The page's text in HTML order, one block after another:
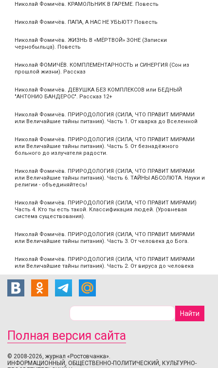
Николай Фомичёв. КРАМОЛЬНИК В ГАРЕМЕ. Повесть
Николай Фомичёв. ПАПА, А НАС НЕ УБЬЮТ? Повесть
Николай Фомичёв. ЖИЗНЬ В «МЁРТВОЙ» ЗОНЕ (Записки
чернобыльца). Повесть
Николай ФОМИЧЁВ. КОМПЛЕМЕНТАРНОСТЬ и СИНЕРГИЯ (Сон из
прошлой жизни). Рассказ
Николай Фомичёв. ДЕВУШКА БЕЗ КОМПЛЕКСОВ или БЕДНЫЙ
"АНТОНИО БАНДЕРОС". Рассказ 12+
Николай Фомичёв. ПРИРОДОЛОГИЯ (СИЛА, ЧТО ПРАВИТ МИРАМИ
или Величайшие тайны питания). Часть 1. От кварка до Вселенной
Николай Фомичёв. ПРИРОДОЛОГИЯ (СИЛА, ЧТО ПРАВИТ МИРАМИ
или Величайшие тайны питания). Часть 5. От безнадёжного
больного до излучателя радости.
Николай Фомичёв. ПРИРОДОЛОГИЯ (СИЛА, ЧТО ПРАВИТ МИРАМИ
или Величайшие тайны питания). Часть 6. ТАЙНЫ АБСОЛЮТА. Науки и
религии - объединяйтесь!
Николай Фомичёв. ПРИРОДОЛОГИЯ (СИЛА, ЧТО ПРАВИТ МИРАМИ)
Часть 4. Кто ты есть такой. Классификация людей. (Уровневая
система существования).
Николай Фомичёв. ПРИРОДОЛОГИЯ (СИЛА, ЧТО ПРАВИТ МИРАМИ
или Величайшие тайны питания). Часть 3. От человека до Бога.
Николай Фомичёв. ПРИРОДОЛОГИЯ (СИЛА, ЧТО ПРАВИТ МИРАМИ
или Величайшие тайны питания). Часть 2. От вируса до человека
Полная версия сайта
© 2008-2026, журнал «Ростовчанка».
ИНФОРМАЦИОННЫЙ, ОБЩЕСТВЕННО-ПОЛИТИЧЕСКИЙ, КУЛЬТУРНО-